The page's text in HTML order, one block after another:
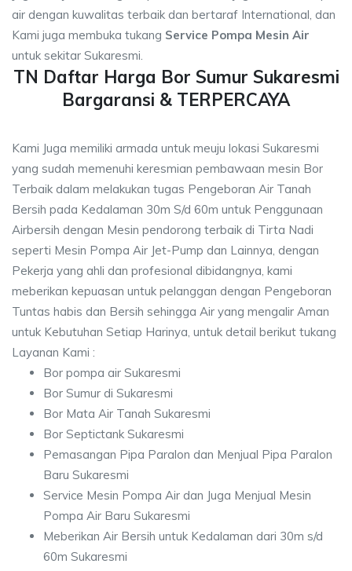
air dengan kuwalitas terbaik dan bertaraf International, dan
Kami juga membuka tukang Service Pompa Mesin Air
untuk sekitar Sukaresmi.
TN Daftar Harga Bor Sumur Sukaresmi
Bargaransi & TERPERCAYA
Kami Juga memiliki armada untuk meuju lokasi Sukaresmi
yang sudah memenuhi keresmian pembawaan mesin Bor
Terbaik dalam melakukan tugas Pengeboran Air Tanah
Bersih pada Kedalaman 30m S/d 60m untuk Penggunaan
Airbersih dengan Mesin pendorong terbaik di Tirta Nadi
seperti Mesin Pompa Air Jet-Pump dan Lainnya, dengan
Pekerja yang ahli dan profesional dibidangnya, kami
meberikan kepuasan untuk pelanggan dengan Pengeboran
Tuntas habis dan Bersih sehingga Air yang mengalir Aman
untuk Kebutuhan Setiap Harinya, untuk detail berikut tukang
Layanan Kami :
Bor pompa air Sukaresmi
Bor Sumur di Sukaresmi
Bor Mata Air Tanah Sukaresmi
Bor Septictank Sukaresmi
Pemasangan Pipa Paralon dan Menjual Pipa Paralon
Baru Sukaresmi
Service Mesin Pompa Air dan Juga Menjual Mesin
Pompa Air Baru Sukaresmi
Meberikan Air Bersih untuk Kedalaman dari 30m s/d
60m Sukaresmi